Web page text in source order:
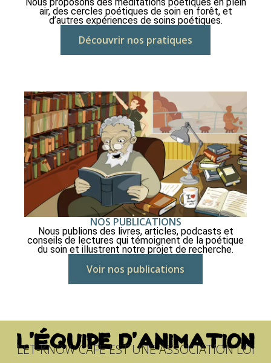
air, des cercles poétiques de soin en forêt, et
d’autres expériences de soins poétiques.
Découvrir nos pratiques
NOS PUBLICATIONS
Nous publions des livres, articles, podcasts et
conseils de lectures qui témoignent de la poétique
du soin et illustrent notre projet de recherche.
Voir nos publications
L'ÉQUIPE D'ANIMATION
LET-KNOW CAFÉ EST UNE ASSOCIATION LOI